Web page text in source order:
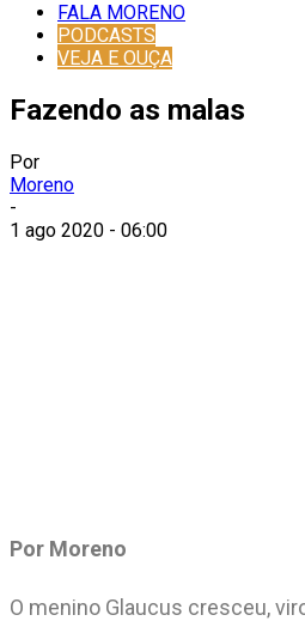
FALA MORENO
PODCASTS
VEJA E OUÇA
Fazendo as malas
Por
Moreno
-
1 ago 2020 - 06:00
Por Moreno
O menino Glaucus cresceu,